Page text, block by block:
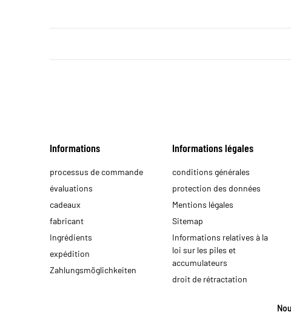
Informations
processus de commande
évaluations
cadeaux
fabricant
Ingrédients
expédition
Zahlungsmöglichkeiten
Informations légales
conditions générales
protection des données
Mentions légales
Sitemap
Informations relatives à la
loi sur les piles et
accumulateurs
droit de rétractation